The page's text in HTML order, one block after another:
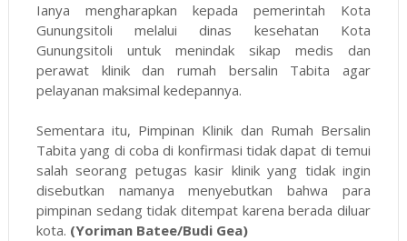
Ianya mengharapkan kepada pemerintah Kota
Gunungsitoli melalui dinas kesehatan Kota
Gunungsitoli untuk menindak sikap medis dan
perawat klinik dan rumah bersalin Tabita agar
pelayanan maksimal kedepannya.
Sementara itu, Pimpinan Klinik dan Rumah Bersalin
Tabita yang di coba di konfirmasi tidak dapat di temui
salah seorang petugas kasir klinik yang tidak ingin
disebutkan namanya menyebutkan bahwa para
pimpinan sedang tidak ditempat karena berada diluar
kota. (Yoriman Batee/Budi Gea)